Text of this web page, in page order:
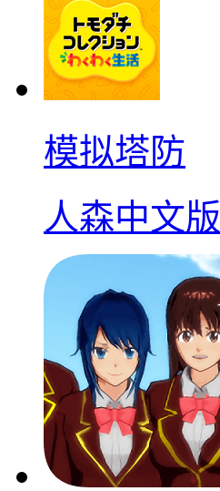
模拟塔防
人森中文版